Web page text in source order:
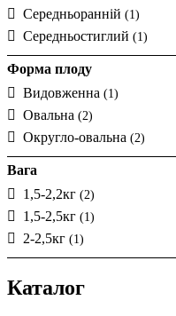
Середньоранній (1)
Середньостиглий (1)
Форма плоду
Видовженна (1)
Овальна (2)
Округло-овальна (2)
Вага
1,5-2,2кг (2)
1,5-2,5кг (1)
2-2,5кг (1)
Каталог